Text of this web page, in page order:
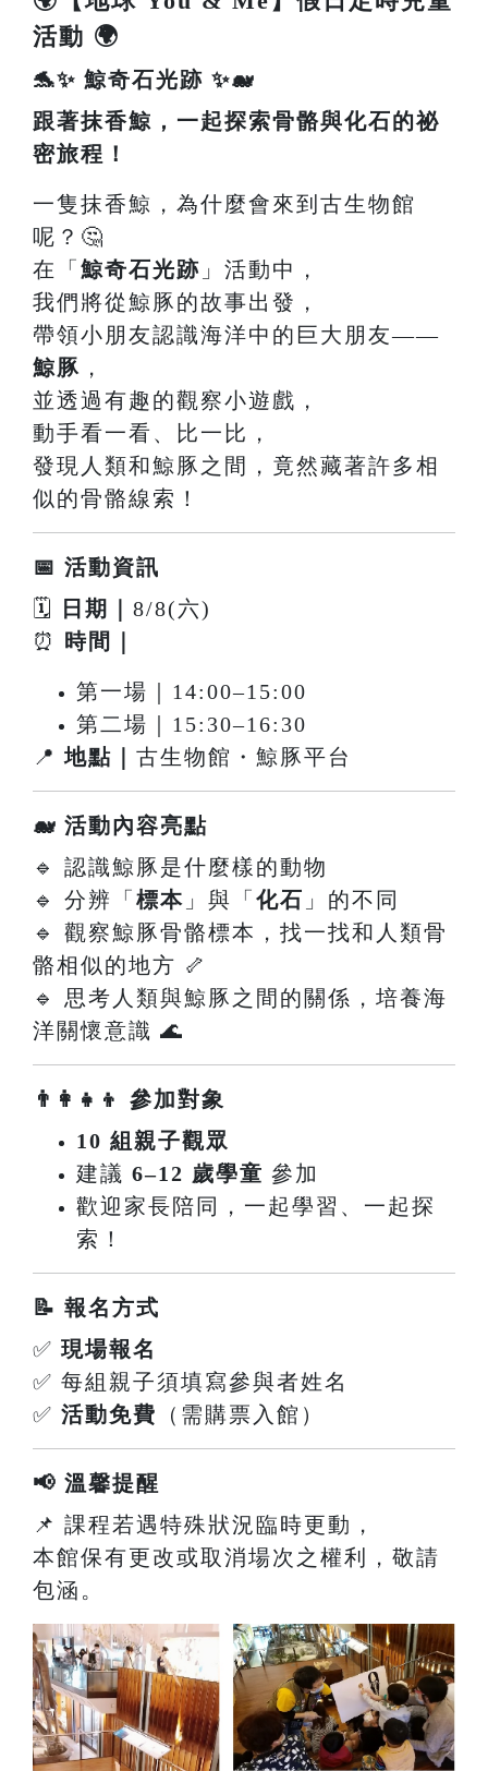
活動 🌍
🐬✨ 鯨奇石光跡 ✨🐋
跟著抹香鯨，一起探索骨骼與化石的祕
密旅程！
一隻抹香鯨，為什麼會來到古生物館
呢？🤔
在「 鯨奇石光跡 」活動中，
我們將從鯨豚的故事出發，
帶領小朋友認識海洋中的巨大朋友——
鯨豚 ，
並透過有趣的觀察小遊戲，
動手看一看、比一比，
發現人類和鯨豚之間，竟然藏著許多相
似的骨骼線索！
📅 活動資訊
🗓
日期｜ 8/8(六)
⏰ 時間｜
第一場｜14:00–15:00
第二場｜15:30–16:30
📍地點｜ 古生物館・鯨豚平台
🐋 活動內容亮點
🔹 認識鯨豚是什麼樣的動物
🔹 分辨「 標本 」與「 化石 」的不同
🔹 觀察鯨豚骨骼標本，找一找和人類骨
骼相似的地方 🦴
🔹 思考人類與鯨豚之間的關係，培養海
洋關懷意識 🌊
👨‍👩‍👧‍👦 參加對象
10 組親子觀眾
建議 6–12 歲學童 參加
歡迎家長陪同，一起學習、一起探
索！
📝 報名方式
✅ 現場報名
✅ 每組親子須填寫參與者姓名
✅ 活動免費 （需購票入館）
📢 溫馨提醒
📌 課程若遇特殊狀況臨時更動，
本館保有更改或取消場次之權利，敬請
包涵。